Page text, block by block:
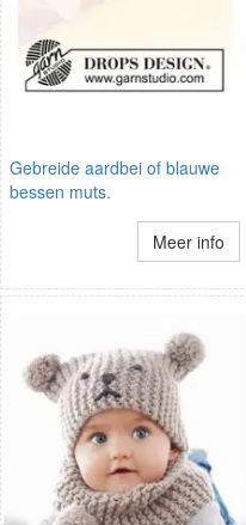
Gebreide aardbei of blauwe
bessen muts.
Meer info